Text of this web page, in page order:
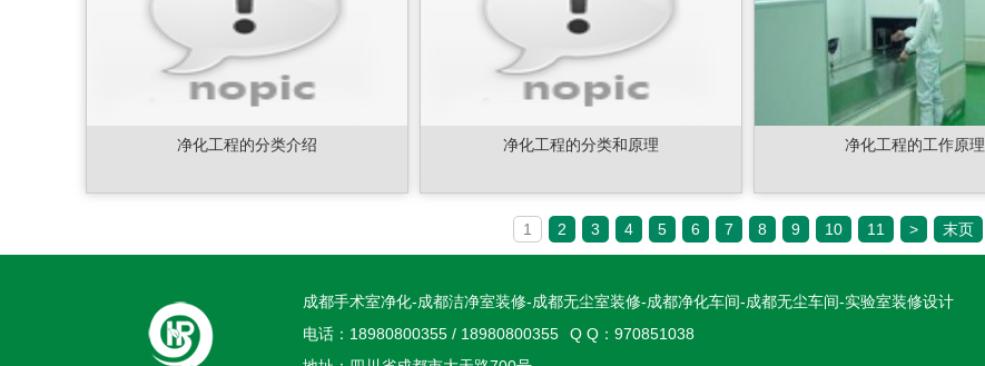
净化工程的分类介绍 净化工程的分类和原理 净化工程的工作原理
1 2 3 4 5 6 7 8 9 10 11 > 末页
成都手术室净化-成都洁净室装修-成都无尘室装修-成都净化车间-成都无尘车间-实验室装修设计
电话：18980800355 / 18980800355
Q Q：970851038